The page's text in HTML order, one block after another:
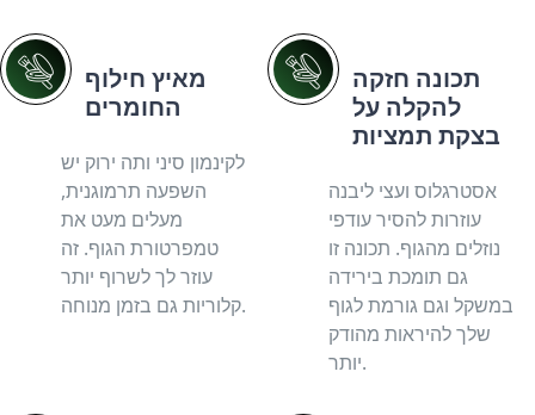
מאיץ חילוף
החומרים
לקינמון סיני ותה ירוק יש
השפעה תרמוגנית,
מעלים מעט את
טמפרטורת הגוף. זה
עוזר לך לשרוף יותר
קלוריות גם בזמן מנוחה.
תכונה חזקה
להקלה על
בצקת תמציות
אסטרגלוס ועצי ליבנה
עוזרות להסיר עודפי
נוזלים מהגוף. תכונה זו
גם תומכת בירידה
במשקל וגם גורמת לגוף
שלך להיראות מהודק
יותר.